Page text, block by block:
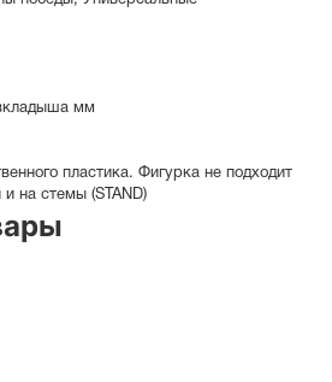
мм
пластика. Фигурка не подходит
на стемы (STAND)